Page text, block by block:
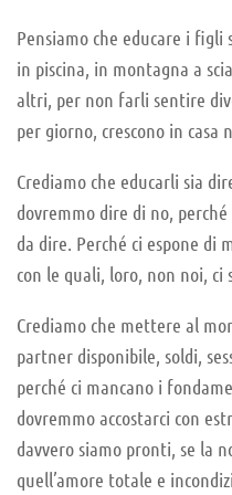
Pensiamo che educare i
in piscina, in montagna a
altri, per non farli sentire
per giorno, crescono in casa
Crediamo che educarli sia
dovremmo dire di no,
da dire. Perché ci espone di
con le quali, loro, non noi, ci
Crediamo che mettere al
partner disponibile, soldi,
perché ci mancano i
dovremmo accostarci con
davvero siamo pronti, se la
quell’amore totale e